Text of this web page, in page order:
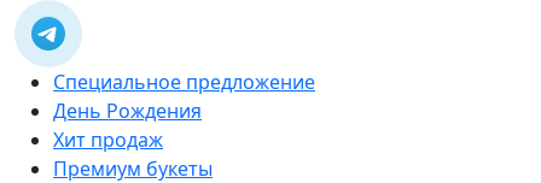
Специальное предложение
День Рождения
Хит продаж
Премиум букеты